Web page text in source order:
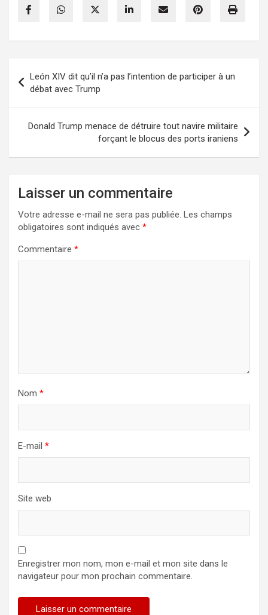
de
l’article
León XIV dit qu’il n’a pas l’intention de participer à un
débat avec Trump
Donald Trump menace de détruire tout navire militaire
forçant le blocus des ports iraniens
Laisser un commentaire
Votre adresse e-mail ne sera pas publiée. Les champs
obligatoires sont indiqués avec *
Commentaire *
Nom *
E-mail *
Site web
Enregistrer mon nom, mon e-mail et mon site dans le
navigateur pour mon prochain commentaire.